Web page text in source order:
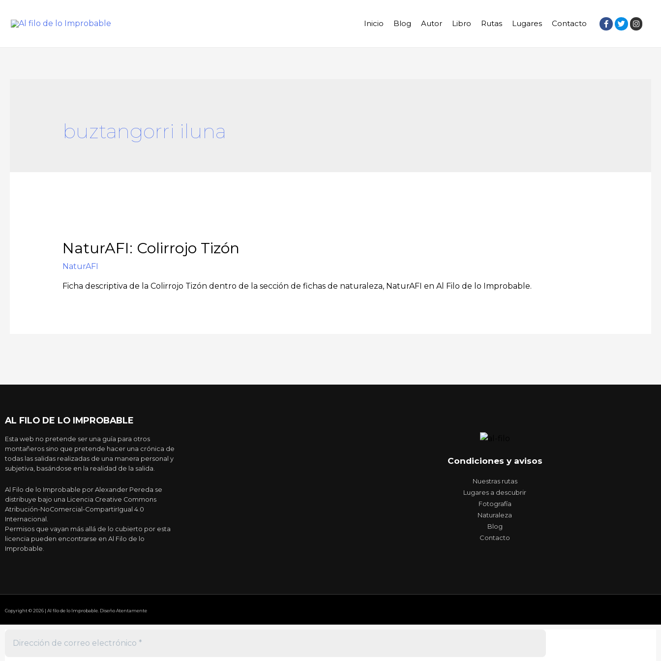
Inicio Blog Autor Libro Rutas Lugares Contacto
buztangorri iluna
NaturAFI: Colirrojo Tizón
NaturAFI
Ficha descriptiva de la Colirrojo Tizón dentro de la sección de fichas de naturaleza, NaturAFI en Al Filo de lo Improbable.
AL FILO DE LO IMPROBABLE
Esta web no pretende ser una guía para otros
montañeros sino que pretende hacer una crónica de
todas las salidas realizadas de una manera personal y
subjetiva, basándose en la realidad de la salida.
Al Filo de lo Improbable por Alexander Pereda se
distribuye bajo una Licencia Creative Commons
Atribución-NoComercial-CompartirIgual 4.0
Internacional.
Permisos que vayan más allá de lo cubierto por esta
licencia pueden encontrarse en Al Filo de lo
Improbable.
Condiciones y avisos
Nuestras rutas
Lugares a descubrir
Fotografía
Naturaleza
Blog
Contacto
Copyright © 2026 | Al filo de lo Improbable. Diseño Atentamente